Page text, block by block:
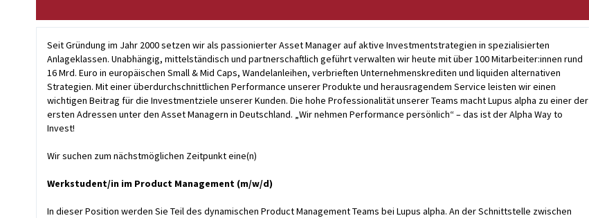
Seit Gründung im Jahr 2000 setzen wir als passionierter Asset Manager auf aktive Investmentstrategien in spezialisierten
Anlageklassen. Unabhängig, mittelständisch und partnerschaftlich geführt verwalten wir heute mit über 100 Mitarbeiter:innen rund
16 Mrd. Euro in europäischen Small & Mid Caps, Wandelanleihen, verbrieften Unternehmenskrediten und liquiden alternativen
Strategien. Mit einer überdurchschnittlichen Performance unserer Produkte und herausragendem Service leisten wir einen
wichtigen Beitrag für die Investmentziele unserer Kunden. Die hohe Professionalität unserer Teams macht Lupus alpha zu einer der
ersten Adressen unter den Asset Managern in Deutschland. „Wir nehmen Performance persönlich“ – das ist der Alpha Way to
Invest!
Wir suchen zum nächstmöglichen Zeitpunkt eine(n)
Werkstudent/in im Product Management (m/w/d)
In dieser Position werden Sie Teil des dynamischen Product Management Teams bei Lupus alpha. An der Schnittstelle zwischen